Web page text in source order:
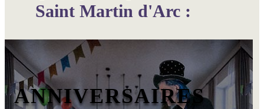
Saint Martin d'Arc :
ANNIVERSAIRES